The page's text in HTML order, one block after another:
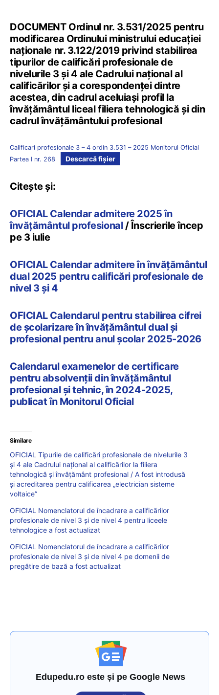
DOCUMENT Ordinul nr. 3.531/2025 pentru
modificarea Ordinului ministrului educației
naționale nr. 3.122/2019 privind stabilirea
tipurilor de calificări profesionale de
nivelurile 3 și 4 ale Cadrului național al
calificărilor și a corespondenței dintre
acestea, din cadrul aceluiași profil la
învățământul liceal filiera tehnologică și din
cadrul învățământului profesional
Calificari profesionale 3 – 4 ordin 3.531 – 2025 Monitorul Oficial
Partea I nr. 268
Descarcă fișier
Citește și:
OFICIAL Calendar admitere 2025 în
învățământul profesional/ Înscrierile încep
pe 3 iulie
OFICIAL Calendar admitere în învățământul
dual 2025 pentru calificări profesionale de
nivel 3 și 4
OFICIAL Calendarul pentru stabilirea cifrei
de școlarizare în învățământul dual și
profesional pentru anul școlar 2025-2026
Calendarul examenelor de certificare
pentru absolvenții din învățământul
profesional și tehnic, în 2024-2025,
publicat în Monitorul Oficial
Similare
OFICIAL Tipurile de calificări profesionale de nivelurile 3
și 4 ale Cadrului național al calificărilor la filiera
tehnologică și învățământ profesional / A fost introdusă
și acreditarea pentru calificarea „electrician sisteme
voltaice”
OFICIAL Nomenclatorul de încadrare a calificărilor
profesionale de nivel 3 și de nivel 4 pentru liceele
tehnologice a fost actualizat
OFICIAL Nomenclatorul de încadrare a calificărilor
profesionale de nivel 3 și de nivel 4 pe domenii de
pregătire de bază a fost actualizat
Edupedu.ro este și pe Google News